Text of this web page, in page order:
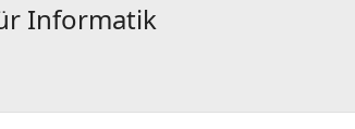
Informatik